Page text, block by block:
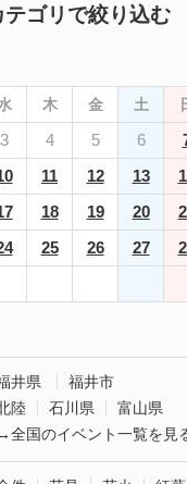
テゴリで絞り込む
木 金 土
3 4 5 6
11 12 13
18 19 20
25 26 27
井県
福井市
陸
石川県
富山県
全国のイベント一覧を見